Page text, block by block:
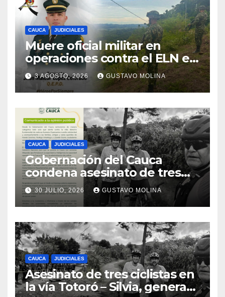
CAUCA JUDICIALES
Muere oficial militar en
operaciones contra el ELN en
el sur del Cauca
3 AGOSTO, 2026 GUSTAVO MOLINA
CAUCA JUDICIALES
Gobernación del Cauca
condena asesinato de tres
ciudadanos y exige medidas
urgentes al Gobierno
Nacional
30 JULIO, 2026 GUSTAVO MOLINA
CAUCA JUDICIALES
Asesinato de tres ciclistas en
la vía Totoró – Silvia, genera